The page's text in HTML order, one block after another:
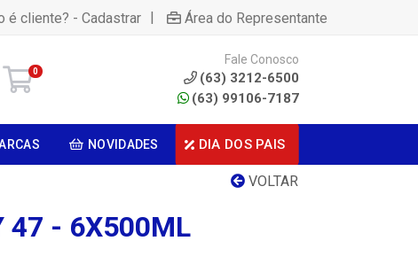
é cliente? - Cadastrar | Área do Representante
0
Fale Conosco
(63) 3212-6500
(63) 99106-7187
NOVIDADES DIA DOS PAIS
VOLTAR
47 - 6X500ML